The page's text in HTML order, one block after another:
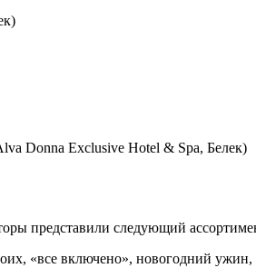
Donna Exclusive Hotel & Spa, Белек)
представили следующий
«все включено», новогодний